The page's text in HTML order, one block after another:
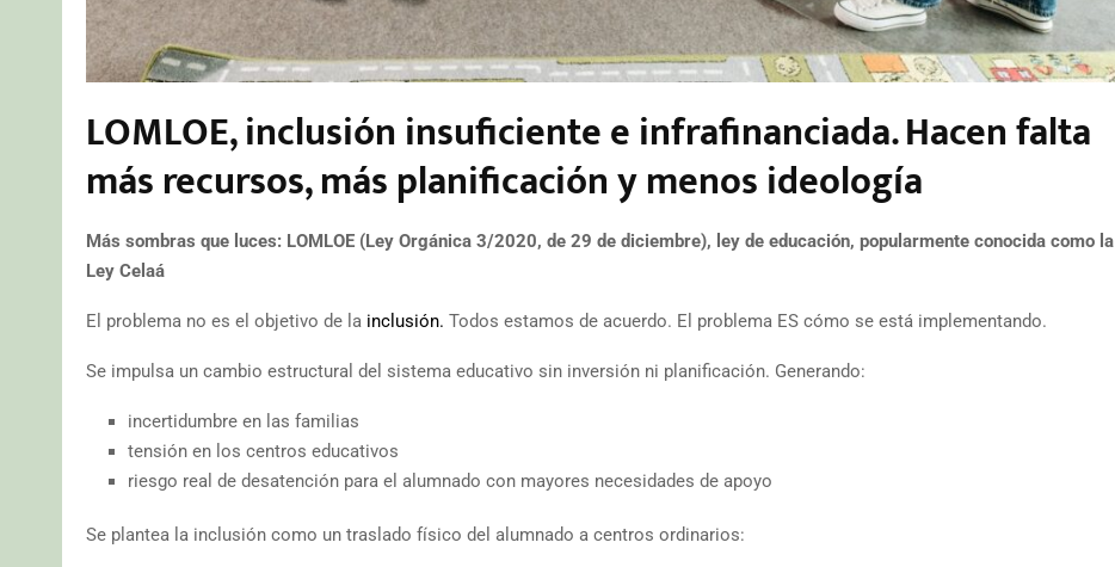
LOMLOE, inclusión insuficiente e infrafinanciada. Hacen falta
más recursos, más planificación y menos ideología
Más sombras que luces: LOMLOE (Ley Orgánica 3/2020, de 29 de diciembre), ley de educación, popularmente conocida como la
Ley Celaá
El problema no es el objetivo de la inclusión. Todos estamos de acuerdo. El problema ES cómo se está implementando.
Se impulsa un cambio estructural del sistema educativo sin inversión ni planificación. Generando:
incertidumbre en las familias
tensión en los centros educativos
riesgo real de desatención para el alumnado con mayores necesidades de apoyo
Se plantea la inclusión como un traslado físico del alumnado a centros ordinarios: